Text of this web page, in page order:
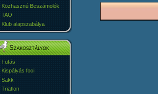
Közhasznú Beszámolók
TAO
Klub alapszabálya
Szakosztályok
Futás
Kispályás foci
Sakk
Triatlon